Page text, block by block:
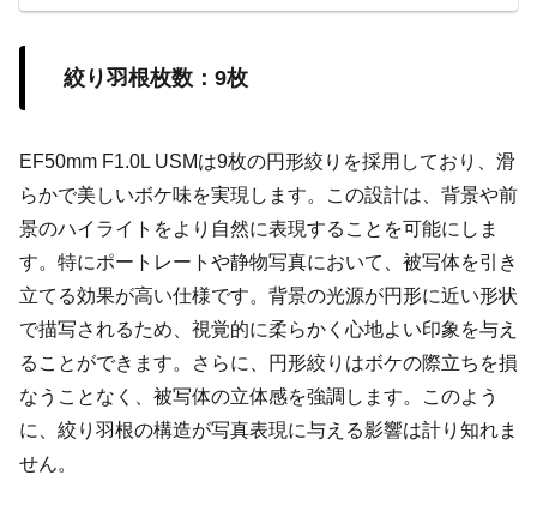
絞り羽根枚数：9枚
EF50mm F1.0L USMは9枚の円形絞りを採用しており、滑
らかで美しいボケ味を実現します。この設計は、背景や前
景のハイライトをより自然に表現することを可能にしま
す。特にポートレートや静物写真において、被写体を引き
立てる効果が高い仕様です。背景の光源が円形に近い形状
で描写されるため、視覚的に柔らかく心地よい印象を与え
ることができます。さらに、円形絞りはボケの際立ちを損
なうことなく、被写体の立体感を強調します。このよう
に、絞り羽根の構造が写真表現に与える影響は計り知れま
せん。